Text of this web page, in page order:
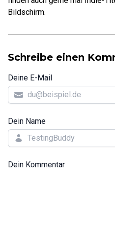
Bildschirm.
Schreibe einen
Deine E-Mail
Dein Name
Dein Kommentar